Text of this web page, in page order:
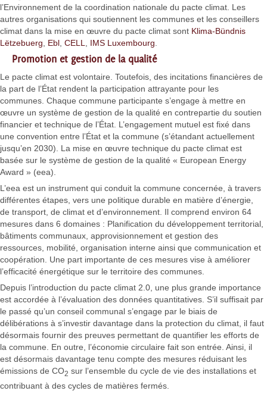
l’Environnement de la coordination nationale du pacte climat. Les
autres organisations qui soutiennent les communes et les conseillers
climat dans la mise en œuvre du pacte climat sont Klima-Bündnis
Lëtzebuerg, Ebl, CELL, IMS Luxembourg.
Promotion et gestion de la qualité
Le pacte climat est volontaire. Toutefois, des incitations financières de
la part de l’État rendent la participation attrayante pour les
communes. Chaque commune participante s’engage à mettre en
œuvre un système de gestion de la qualité en contrepartie du soutien
financier et technique de l’État. L’engagement mutuel est fixé dans
une convention entre l’État et la commune (s’étandant actuellement
jusqu’en 2030). La mise en œuvre technique du pacte climat est
basée sur le système de gestion de la qualité « European Energy
Award » (eea).
L’eea est un instrument qui conduit la commune concernée, à travers
différentes étapes, vers une politique durable en matière d’énergie,
de transport, de climat et d’environnement. Il comprend environ 64
mesures dans 6 domaines : Planification du développement territorial,
bâtiments communaux, approvisionnement et gestion des
ressources, mobilité, organisation interne ainsi que communication et
coopération. Une part importante de ces mesures vise à améliorer
l’efficacité énergétique sur le territoire des communes.
Depuis l’introduction du pacte climat 2.0, une plus grande importance
est accordée à l’évaluation des données quantitatives. S’il suffisait par
le passé qu’un conseil communal s’engage par le biais de
délibérations à s’investir davantage dans la protection du climat, il faut
désormais fournir des preuves permettant de quantifier les efforts de
la commune. En outre, l’économie circulaire fait son entrée. Ainsi, il
est désormais davantage tenu compte des mesures réduisant les
émissions de CO2 sur l’ensemble du cycle de vie des installations et
contribuant à des cycles de matières fermés.